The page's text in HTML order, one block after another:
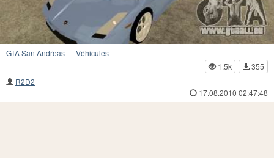
GTA San Andreas—Véhicules
1.5k
355
R2D2
17.08.2010 02:47:48